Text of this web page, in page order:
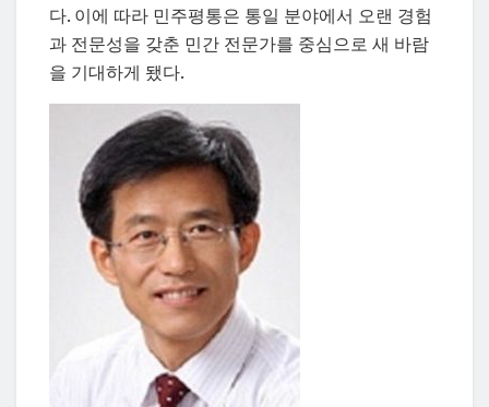
다. 이에 따라 민주평통은 통일 분야에서 오랜 경험
과 전문성을 갖춘 민간 전문가를 중심으로 새 바람
을 기대하게 됐다.